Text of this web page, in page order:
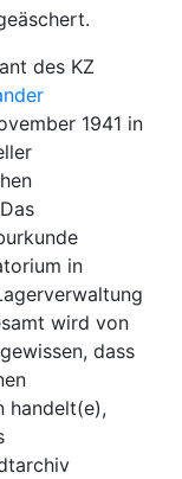
des KZ
1941 in
in
wird von
dass
handelt(e),